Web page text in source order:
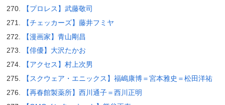
【プロレス】武藤敬司
【チェッカーズ】藤井フミヤ
【漫画家】青山剛昌
【俳優】大沢たかお
【アクセス】村上次男
【スクウェア・エニックス】福嶋康博＝宮本雅史＝松田洋祐
【再春館製薬所】西川通子＝西川正明